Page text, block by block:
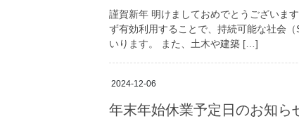
謹賀新年 明けましておめでとうございま
ず有効利用することで、持続可能な社会
いります。 また、土木や建築 […]
2024-12-06
年末年始休業予定日のお知